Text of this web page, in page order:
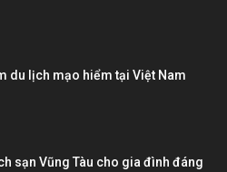
du lịch mạo hiểm tại Việt Nam
sạn Vũng Tàu cho gia đình đáng